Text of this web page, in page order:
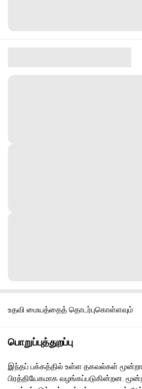
உதவி மையத்தைத் தொடர்புகொள்ளவும்
பொறுப்புத்துறப்பு
இந்தப் பக்கத்தில் உள்ள தகவல்கள்
பிரத்தியேகமாக வழங்கப்படுகின்றன.